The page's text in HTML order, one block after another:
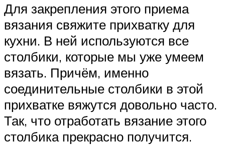
Для закрепления этого приема
вязания свяжите прихватку для
кухни. В ней используются все
столбики, которые мы уже умеем
вязать. Причём, именно
соединительные столбики в этой
прихватке вяжутся довольно часто.
Так, что отработать вязание этого
столбика прекрасно получится.